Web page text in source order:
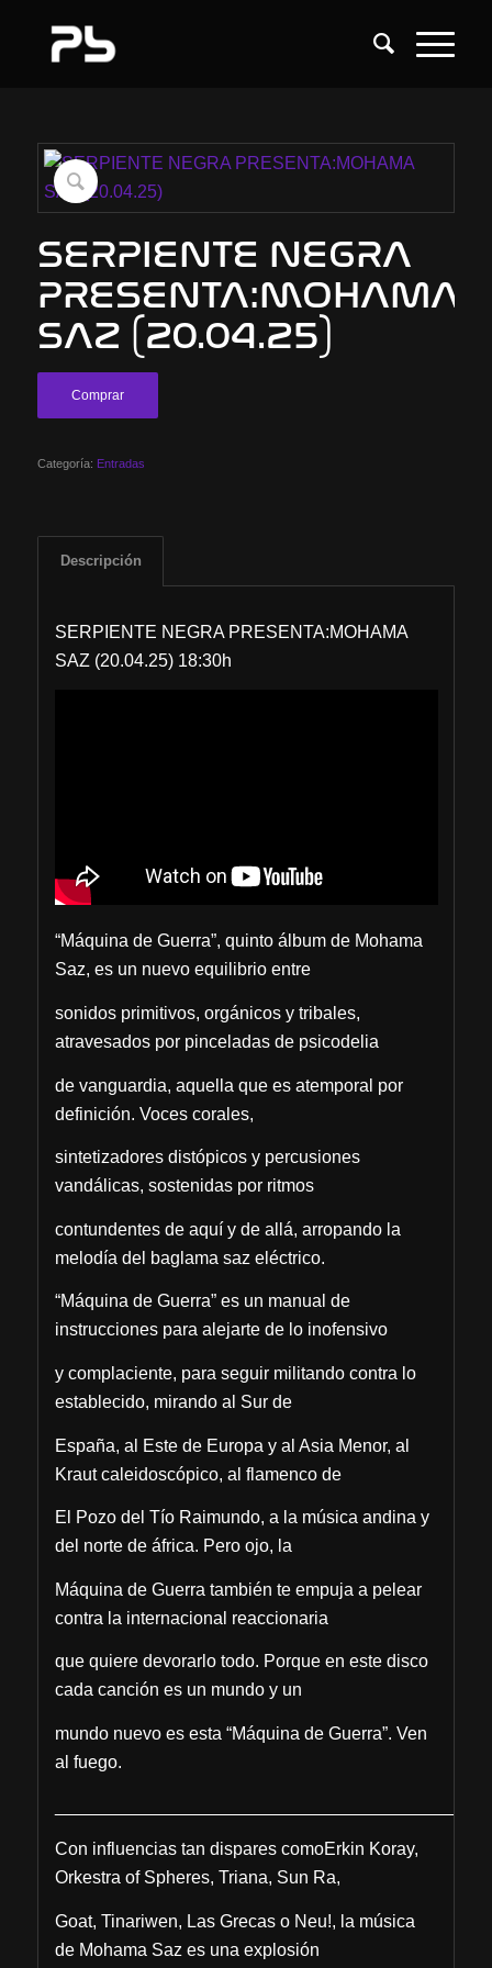
SERPIENTE NEGRA
PRESENTA:MOHAMA
SAZ (20.04.25)
Comprar
Categoría: Entradas
Descripción
SERPIENTE NEGRA PRESENTA:MOHAMA
SAZ (20.04.25) 18:30h
“Máquina de Guerra”, quinto álbum de Mohama
Saz, es un nuevo equilibrio entre
sonidos primitivos, orgánicos y tribales,
atravesados por pinceladas de psicodelia
de vanguardia, aquella que es atemporal por
definición. Voces corales,
sintetizadores distópicos y percusiones
vandálicas, sostenidas por ritmos
contundentes de aquí y de allá, arropando la
melodía del baglama saz eléctrico.
“Máquina de Guerra” es un manual de
instrucciones para alejarte de lo inofensivo
y complaciente, para seguir militando contra lo
establecido, mirando al Sur de
España, al Este de Europa y al Asia Menor, al
Kraut caleidoscópico, al flamenco de
El Pozo del Tío Raimundo, a la música andina y
del norte de áfrica. Pero ojo, la
Máquina de Guerra también te empuja a pelear
contra la internacional reaccionaria
que quiere devorarlo todo. Porque en este disco
cada canción es un mundo y un
mundo nuevo es esta “Máquina de Guerra”. Ven
al fuego.
Con influencias tan dispares comoErkin Koray,
Orkestra of Spheres, Triana, Sun Ra,
Goat, Tinariwen, Las Grecas o Neu!, la música
de Mohama Saz es una explosión